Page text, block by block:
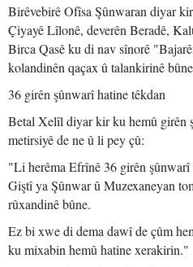
Birêvebirê Ofîsa Şûnwaran diyar
Çiyayê Lîlonê, deverên Beradê,
Birca Qasê ku di nav sînorê
kolandinên qaçax û talankirinê
36 girên şûnwarî hatine têkdan
Betal Xelîl diyar kir ku hemû girên
metirsiyê de ne û li pey çû:
"Li herêma Efrînê 36 girên
Giştî ya Şûnwar û Muzexaneyan
rûxandinê bûne.
Ez bi xwe di dema dawî de çûm
ku mixabin hemû hatine xerakirin."